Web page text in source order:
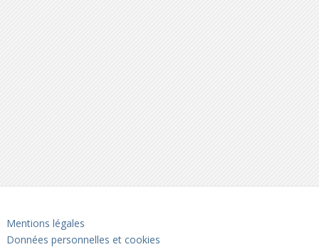
Mentions légales
Données personnelles et cookies